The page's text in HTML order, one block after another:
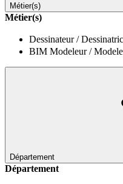
Métier(s)
Métier(s)
Dessinateur /
BIM Modeleur /
Département
Département